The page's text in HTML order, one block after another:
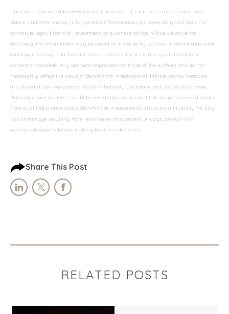
The content provided by Benchmark International, including articles, blog posts,
videos, and other media, is for general informational purposes only and does not
constitute legal, financial, investment, or business advice. While we strive for
accuracy, the information may be based on third-party sources, market trends, and
evolving industry data that are not independently verified or guaranteed to be
current or complete. Any opinions expressed are those of the authors and do not
necessarily reflect the views of Benchmark International. Market trends, forecasts,
and forward-looking statements are inherently uncertain and subject to change.
Nothing in our content should be relied upon as a substitute for personalized advice
from qualified professionals. Benchmark International disclaims all liability for any
loss or damage resulting from reliance on this content. Always consult with
appropriate experts before making business decisions.
Share This Post
RELATED POSTS